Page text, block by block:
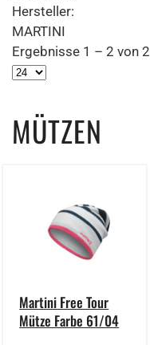
Hersteller:
MARTINI
Ergebnisse 1 – 2 von 2
MÜTZEN
Martini Free Tour
Mütze Farbe 61/04